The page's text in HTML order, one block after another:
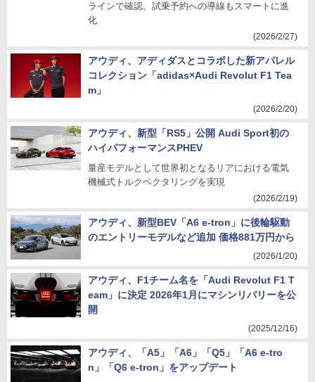
ラインで確認、試乗予約への導線もスマートに進
化
(2026/2/27)
アウディ、アディダスとコラボした新アパレル
コレクション「adidas×Audi Revolut F1 Tea
m」
(2026/2/20)
アウディ、新型「RS5」公開 Audi Sport初の
ハイパフォーマンスPHEV
量産モデルとして世界初となるリアにおける電気
機械式トルクベクタリングを実現
(2026/2/19)
アウディ、新型BEV「A6 e-tron」に後輪駆動
のエントリーモデルなど追加 価格881万円から
(2026/1/20)
アウディ、F1チーム名を「Audi Revolut F1 T
eam」に決定 2026年1月にマシンリバリーを公
開
(2025/12/16)
アウディ、「A5」「A6」「Q5」「A6 e-tro
n」「Q6 e-tron」をアップデート